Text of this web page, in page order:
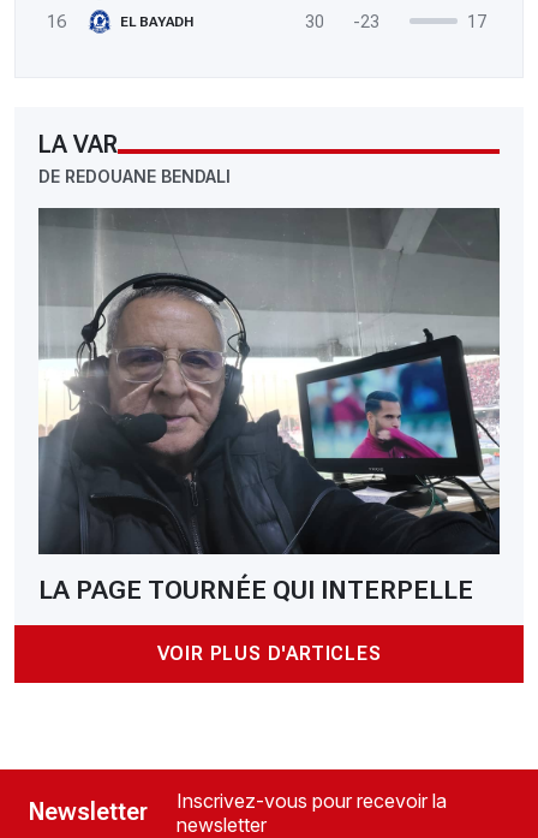
16
EL BAYADH 30 -23 17
LA VAR
DE REDOUANE BENDALI
LA PAGE TOURNÉE QUI INTERPELLE
VOIR PLUS D'ARTICLES
Newsletter
Inscrivez-vous pour recevoir la
newsletter